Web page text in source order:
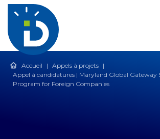
Accueil | Appels à projets |
Appel à candidatures | Maryland Global Gateway
Program for Foreign Companies